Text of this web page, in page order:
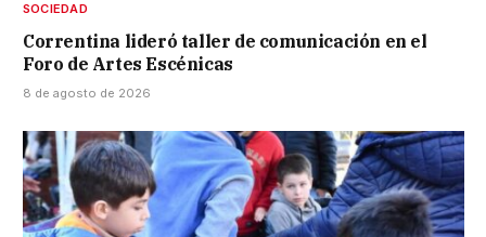
SOCIEDAD
Correntina lideró taller de comunicación en el
Foro de Artes Escénicas
8 de agosto de 2026